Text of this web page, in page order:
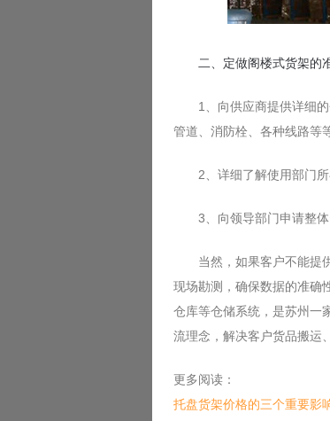
二、定做阁楼式货架的
1、向供应商提供详细的
管道、消防栓、各种线路等
2、详细了解使用部门所
3、向领导部门申请整体
当然，如果客户不能提供
现场勘测，确保数据的准确
仓库等仓储系统，是苏州一
流理念，解决客户货品搬运
更多阅读：
托盘货架价格的三个重要影